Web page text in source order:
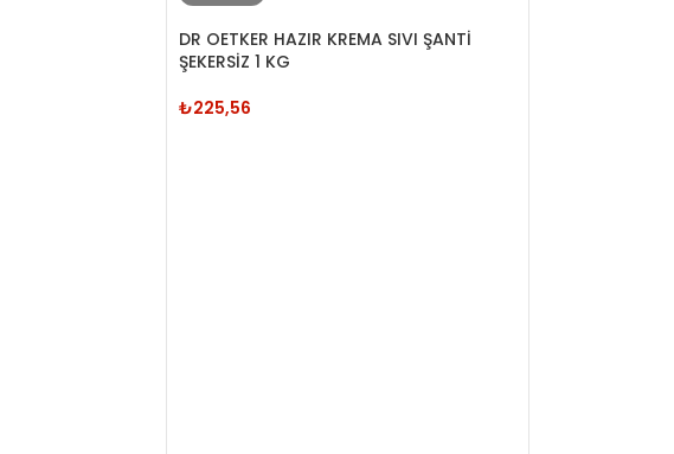
DR OETKER HAZIR KREMA SIVI ŞANTİ
ŞEKERSİZ 1 KG
₺225,56